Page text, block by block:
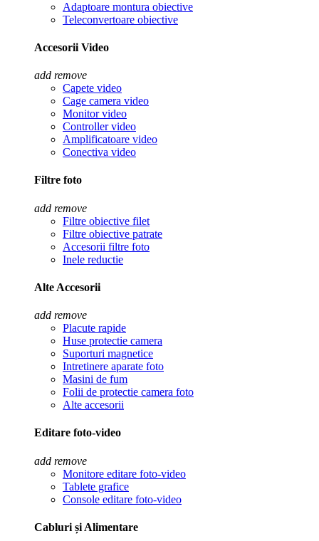
Adaptoare montura obiective
Teleconvertoare obiective
Accesorii Video
add remove
Capete video
Cage camera video
Monitor video
Controller video
Amplificatoare video
Conectiva video
Filtre foto
add remove
Filtre obiective filet
Filtre obiective patrate
Accesorii filtre foto
Inele reductie
Alte Accesorii
add remove
Placute rapide
Huse protectie camera
Suporturi magnetice
Intretinere aparate foto
Masini de fum
Folii de protectie camera foto
Alte accesorii
Editare foto-video
add remove
Monitore editare foto-video
Tablete grafice
Console editare foto-video
Cabluri și Alimentare